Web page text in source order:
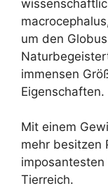
um den
immensen
Eigenschaften.
Mit einem
mehr besitzen
imposantesten
Tierreich.